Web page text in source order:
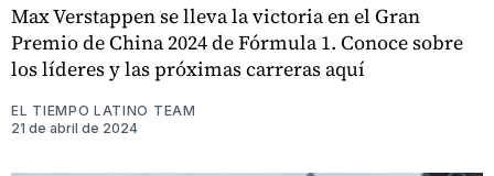
Max Verstappen se lleva la victoria en el Gran
Premio de China 2024 de Fórmula 1. Conoce sobre
los líderes y las próximas carreras aquí
EL TIEMPO LATINO TEAM
21 de abril de 2024